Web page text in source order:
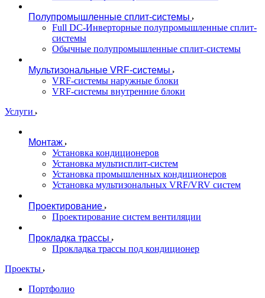
Полупромышленные сплит-системы
Full DC-Инверторные полупромышленные сплит-
системы
Обычные полупромышленные сплит-системы
Мультизональные VRF-системы
VRF-системы наружные блоки
VRF-системы внутренние блоки
Услуги
Монтаж
Установка кондиционеров
Установка мультисплит-систем
Установка промышленных кондиционеров
Установка мультизональных VRF/VRV систем
Проектирование
Проектирование систем вентиляции
Прокладка трассы
Прокладка трассы под кондиционер
Проекты
Портфолио